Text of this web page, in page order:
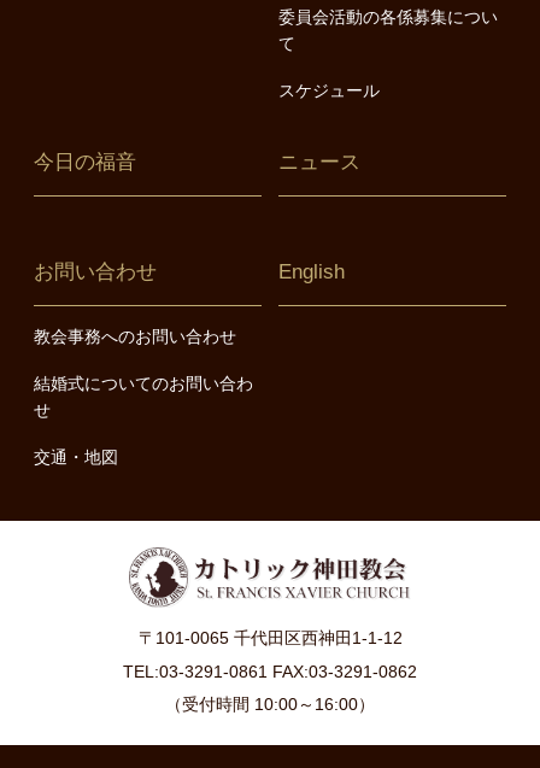
委員会活動の各係募集につい
て
スケジュール
今日の福音 ニュース
お問い合わせ
教会事務へのお問い合わせ
結婚式についてのお問い合わ
せ
交通・地図
English
〒101-0065 千代田区西神田1-1-12
TEL:03-3291-0861 FAX:03-3291-0862
（受付時間 10:00～16:00）